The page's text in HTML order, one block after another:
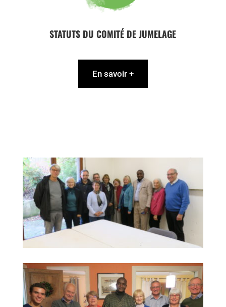
STATUTS DU COMITÉ DE JUMELAGE
En savoir +